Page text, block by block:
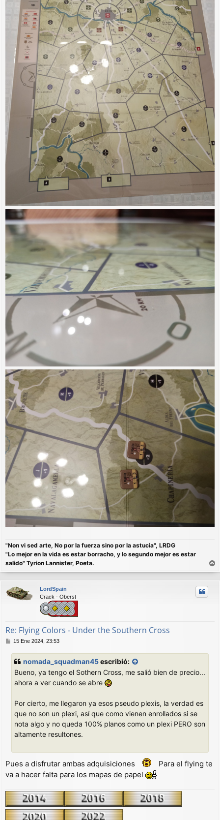
"Non vi sed arte, No por la fuerza sino por la astucia", LRDG
"Lo mejor en la vida es estar borracho, y lo segundo mejor es estar
salido" Tyrion Lannister, Poeta.
r
r
LordSpain
Crack - Oberst
Re: Flying Colors - Under the Southern Cross
M15 Ene 2024, 23:53
nomada_squadman45escribió:
Bueno, ya tengo el Sothern Cross, me salió bien de precio...
ahora a ver cuando se abre
Por cierto, me llegaron ya esos pseudo plexis, la verdad es
que no son un plexi, así que como vienen enrollados si se
nota algo y no queda 100% planos como un plexi PERO son
altamente resultones.
Pues a disfrutar ambas adquisiciones
Para el flying te
va a hacer falta para los mapas de papel